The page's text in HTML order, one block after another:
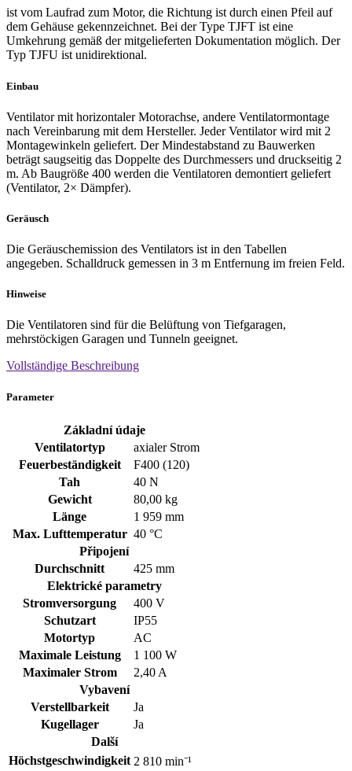
ist vom Laufrad zum Motor, die Richtung ist durch einen Pfeil auf
dem Gehäuse gekennzeichnet. Bei der Type TJFT ist eine
Umkehrung gemäß der mitgelieferten Dokumentation möglich. Der
Typ TJFU ist unidirektional.
Einbau
Ventilator mit horizontaler Motorachse, andere Ventilatormontage
nach Vereinbarung mit dem Hersteller. Jeder Ventilator wird mit 2
Montagewinkeln geliefert. Der Mindestabstand zu Bauwerken
beträgt saugseitig das Doppelte des Durchmessers und druckseitig 2
m. Ab Baugröße 400 werden die Ventilatoren demontiert geliefert
(Ventilator, 2× Dämpfer).
Geräusch
Die Geräuschemission des Ventilators ist in den Tabellen
angegeben. Schalldruck gemessen in 3 m Entfernung im freien Feld.
Hinweise
Die Ventilatoren sind für die Belüftung von Tiefgaragen,
mehrstöckigen Garagen und Tunneln geeignet.
Vollständige Beschreibung
Parameter
Základní údaje
Ventilatortyp
axialer Strom
Feuerbeständigkeit
F400 (120)
Tah
40 N
Gewicht
80,00 kg
Länge
1 959 mm
Max. Lufttemperatur 40 °C
Připojení
Durchschnitt
425 mm
Elektrické parametry
Stromversorgung
400 V
Schutzart
IP55
Motortyp
AC
Maximale Leistung
1 100 W
Maximaler Strom
2,40 A
Vybavení
Verstellbarkeit
Ja
Kugellager
Ja
Další
Höchstgeschwindigkeit 2 810 min⁻¹